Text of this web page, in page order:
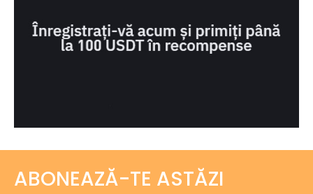
ABONEAZĂ-TE ASTĂZI